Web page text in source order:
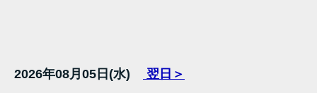
2026年08月05日(水) 翌日＞